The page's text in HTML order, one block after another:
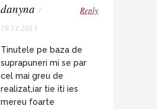
danyna /
19.11.2013
Reply
Tinutele pe baza de
suprapuneri mi se par
cel mai greu de
realizat,iar tie iti ies
mereu foarte